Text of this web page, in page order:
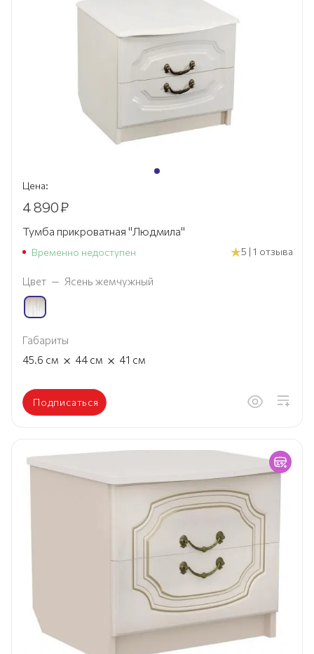
Цена:
4 890₽
Тумба прикроватная "Людмила"
Временно недоступен 5 | 1 отзыва
Цвет — Ясень жемчужный
Габариты
45.6 см × 44 см × 41 см
Подписаться